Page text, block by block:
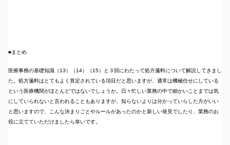
■まとめ
医療事務の基礎知識（13）（14）（15）と３回にわたって処方箋料について解説してきまし
た。処方箋料はとてもよく算定されている項目だと思いますが、通常は機械任せにしている
という医療機関がほとんどではないでしょうか。日々忙しい業務の中で細かいことまでは気
にしていられないと言われることもありますが、知らないよりは分かっていらした方がいい
と思いますので、こんな決まりごとやルールがあったのかと新しい発見でしたり、業務のお
役に立てていただけましたら幸いです。